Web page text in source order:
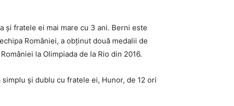
și fratele ei mai mare cu 3 ani. Berni este
României, a obținut două medalii de
la Olimpiada de la Rio din 2016.
simplu și dublu cu fratele ei, Hunor, de 12 ori